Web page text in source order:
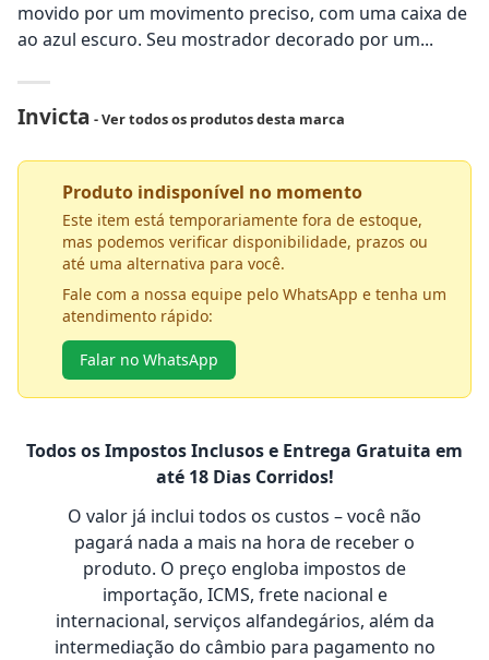
movido por um movimento preciso, com uma caixa de
ao azul escuro. Seu mostrador decorado por um...
Invicta - Ver todos os produtos desta marca
Produto indisponível no momento
Este item está temporariamente fora de estoque,
mas podemos verificar disponibilidade, prazos ou
até uma alternativa para você.
Fale com a nossa equipe pelo WhatsApp e tenha um
atendimento rápido:
Falar no WhatsApp
Todos os Impostos Inclusos e Entrega Gratuita em
até 18 Dias Corridos!
O valor já inclui todos os custos – você não
pagará nada a mais na hora de receber o
produto. O preço engloba impostos de
importação, ICMS, frete nacional e
internacional, serviços alfandegários, além da
intermediação do câmbio para pagamento no